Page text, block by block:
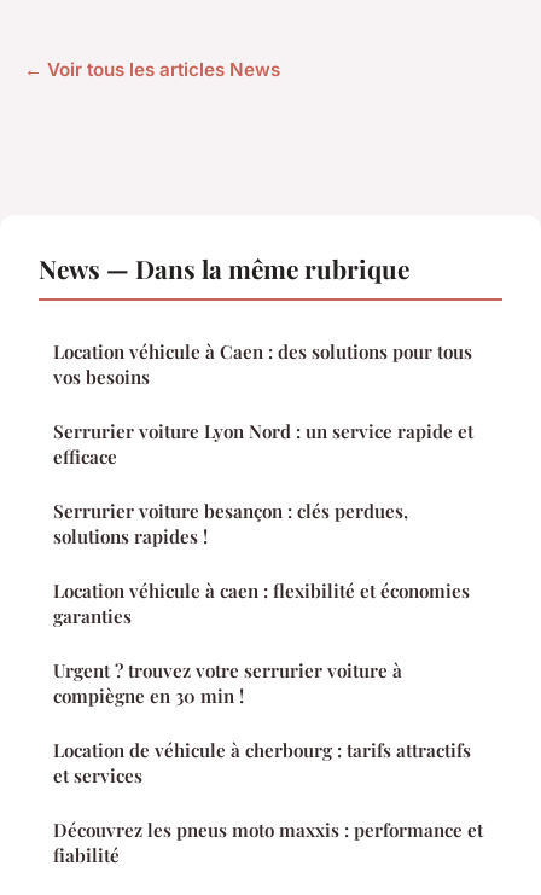
← Voir tous les articles News
News — Dans la même rubrique
Location véhicule à Caen : des solutions pour tous
vos besoins
Serrurier voiture Lyon Nord : un service rapide et
efficace
Serrurier voiture besançon : clés perdues,
solutions rapides !
Location véhicule à caen : flexibilité et économies
garanties
Urgent ? trouvez votre serrurier voiture à
compiègne en 30 min !
Location de véhicule à cherbourg : tarifs attractifs
et services
Découvrez les pneus moto maxxis : performance et
fiabilité